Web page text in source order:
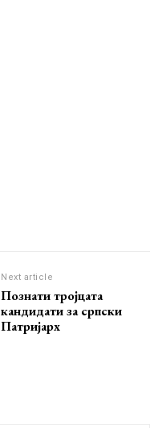
Next article
Познати тројцата
кандидати за српски
Патријарх